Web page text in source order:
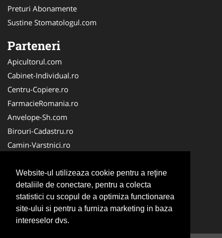
Website-ul utilizeaza cookie pentru a reţine
detaliile de conectare, pentru a colecta
statistici cu scopul de a optimiza functionarea
site-ului si pentru a furniza marketing in baza
intereselor dvs.
Preturi Abonamente
Sustine Stomatologul.com
Parteneri
Apicultorul.com
Cabinet-Individual.ro
Centru-Copiere.ro
FarmacieRomania.ro
Anvelope-Sh.com
Birouri-Cadastru.ro
Camin-Varstnici.ro
Cabinet-Ginecologic.ro
Cabinet-Psihologie.com
Clinica-Privata.ro
InchiriereToaleteEcologice.ro